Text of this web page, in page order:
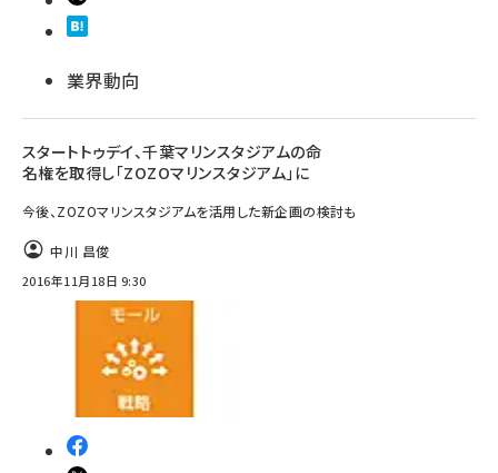
業界動向
スタートトゥデイ、千葉マリンスタジアムの命
名権を取得し「ZOZOマリンスタジアム」に
今後、ZOZOマリンスタジアムを活用した新企画の検討も
中川 昌俊
2016年11月18日 9:30